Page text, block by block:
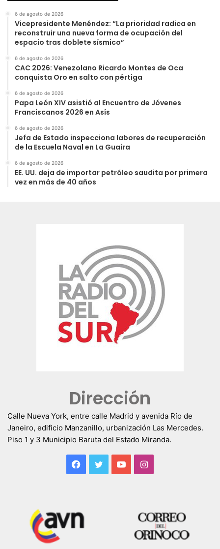
6 de agosto de 2026
Vicepresidente Menéndez: “La prioridad radica en
reconstruir una nueva forma de ocupación del
espacio tras doblete sísmico”
6 de agosto de 2026
CAC 2026: Venezolano Ricardo Montes de Oca
conquista Oro en salto con pértiga
6 de agosto de 2026
Papa León XIV asistió al Encuentro de Jóvenes
Franciscanos 2026 en Asís
6 de agosto de 2026
Jefa de Estado inspecciona labores de recuperación
de la Escuela Naval en La Guaira
6 de agosto de 2026
EE. UU. deja de importar petróleo saudita por primera
vez en más de 40 años
Dirección
Calle Nueva York, entre calle Madrid y avenida Río de
Janeiro, edificio Manzanillo, urbanización Las Mercedes.
Piso 1 y 3 Municipio Baruta del Estado Miranda.
Facebook
TwitterYouTubeInstagram